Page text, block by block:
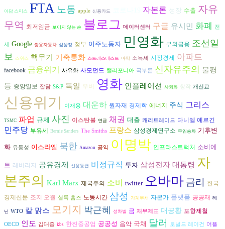
아담 스미스 FTA 노동 apple 신용카드 자본론 성장 수출 자유
무역
최저임금 보이지 않는 손 블로그 데이터센터 구글 유시민 화폐 전
세 Google 쌍용자동차 심상정 정부 이주노동자 민영화 부외금융 조선일
보 스위스 핵무기 기축통화 스트레스테스트 마약 소득세 시장경제 아파트
facebook 금융위기 사유화 사모펀드 캘리포니아 국부론 신자유주의 불평
등 중앙일보 잡담 S&P 독일 우버 영화 인플레이션 사회화 창작 개신교
신용위기 이재용 대운하 원자재 경제학 에너지 주식 그리스
TSMC 파업 규제 사진 이스탄불 연금 채권 대출 캐리트레이드 다니엘 예르긴
민주당 부유세 Bernie Sanders The Smiths 프랑스 삼성경제연구소 무임승차 기후변
화 유동성 이스라엘 북한 Amazon 공익 이명박 인프라스트럭처 소비에
트 레버리지 공유경제 신용등급 비정규직 투자 삼성전자 대통령 자
본주의
Karl Marx 제국주의 소비 twitter 오바마 금리 한국
경제신문 조지 오웰 셜록 홈즈 노동시간 삼성 가계부채 자본가 플랫폼 공공재 레
닌 WTO 칼 맑스 모기지 박근혜 성차별 금 재무제표 대공황 포항제철
OECD 인도 김대중 kbs 한진중공업 공공성 음악 국채 달러 로널드 레이건 어플